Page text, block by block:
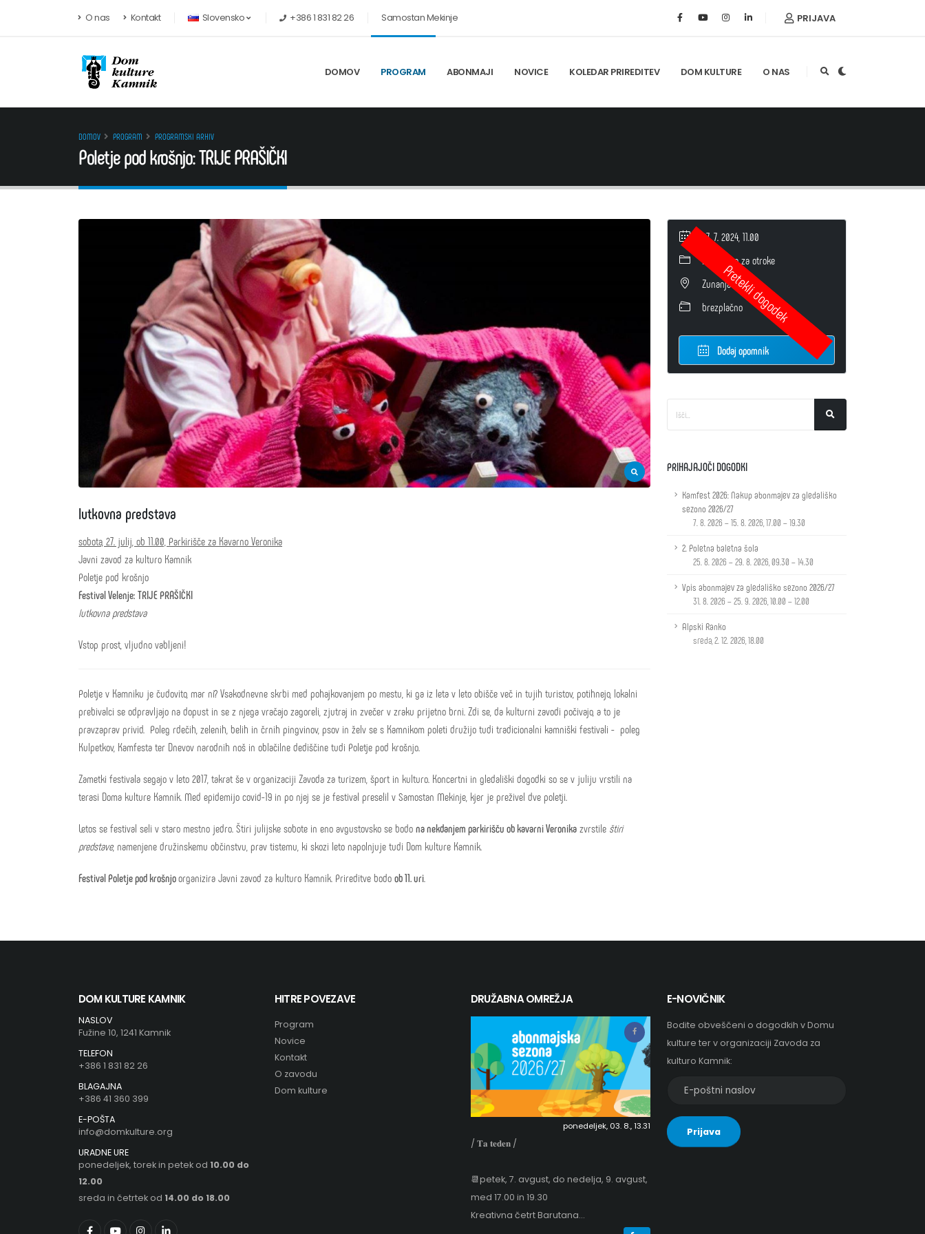
O nas Kontakt Slovensko +386 1 831 82 26 Samostan Mekinje PRIJAVA
DOMOV PROGRAM ABONMAJI NOVICE KOLEDAR PRIREDITEV DOM KULTURE O NAS
DOMOV PROGRAM PROGRAMSKI ARHIV
Poletje pod krošnjo: TRIJE PRAŠIČKI
lutkovna predstava
sobota, 27. julij, ob 11.00, Parkirišče za Kavarno Veronika
Javni zavod za kulturo Kamnik
Poletje pod krošnjo
Festival Velenje: TRIJE PRAŠIČKI
lutkovna predstava
Vstop prost, vljudno vabljeni!
Poletje v Kamniku je čudovito, mar ni? Vsakodnevne skrbi med pohajkovanjem po mestu, ki ga iz leta v leto obišče več in tujih turistov, potihnejo, lokalni
prebivalci se odpravljajo na dopust in se z njega vračajo zagoreli, zjutraj in zvečer v zraku prijetno brni. Zdi se, da kulturni zavodi počivajo, a to je
pravzaprav privid. Poleg rdečih, zelenih, belih in črnih pingvinov, psov in želv se s Kamnikom poleti družijo tudi tradicionalni kamniški festivali - poleg
Kulpetkov, Kamfesta ter Dnevov narodnih noš in oblačilne dediščine tudi Poletje pod krošnjo.
Zametki festivala segajo v leto 2017, takrat še v organizaciji Zavoda za turizem, šport in kulturo. Koncertni in gledališki dogodki so se v juliju vrstili na
terasi Doma kulture Kamnik. Med epidemijo covid-19 in po njej se je festival preselil v Samostan Mekinje, kjer je preživel dve poletji.
Letos se festival seli v staro mestno jedro. Štiri julijske sobote in eno avgustovsko se bodo na nekdanjem parkirišču ob kavarni Veronika zvrstile štiri
predstave, namenjene družinskemu občinstvu, prav tistemu, ki skozi leto napolnjuje tudi Dom kulture Kamnik.
Festival Poletje pod krošnjoorganizira Javni zavod za kulturo Kamnik. Prireditve bodo ob 11. uri
27. 7. 2024, 11.00
Predstava za otroke
Zunanja lokacija
brezplačno
Dodaj opomnik
PRIHAJAJOČI DOGODKI
Kamfest 2026: Nakup abonmajev za gledališko
sezono 2026/27
7. 8. 2026 – 15. 8. 2026, 17.00 – 19.30
2. Poletna baletna šola
25. 8. 2026 – 29. 8. 2026, 09.30 – 14.30
Vpis abonmajev za gledališko sezono 2026/27
31. 8. 2026 – 25. 9. 2026, 10.00 – 12.00
Alpski Ranko
sreda, 2. 12. 2026, 18.00
DOM KULTURE KAMNIK
NASLOV
Fužine 10, 1241 Kamnik
TELEFON
+386 1 831 82 26
BLAGAJNA
+386 41 360 399
E-POŠTA
info@domkulture.org
URADNE URE
ponedeljek, torek in petek od 10.00 do
12.00
sreda in četrtek od 14.00 do 18.00
HITRE POVEZAVE
Program
Novice
Kontakt
O zavodu
Dom kulture
DRUŽABNA OMREŽJA
ponedeljek, 03. 8., 13.31
/ 𝐓𝐚 𝐭𝐞𝐝𝐞𝐧 /
📆petek, 7. avgust, do nedelja, 9. avgust,
med 17.00 in 19.30
Kreativna četrt Barutana...
E-NOVIČNIK
Bodite obveščeni o dogodkih v Domu
kulture ter v organizaciji Zavoda za
kulturo Kamnik:
naslov
za
Prijava